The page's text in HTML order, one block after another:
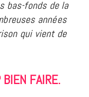
bas-fonds de la
années
qui vient de
FAIRE.